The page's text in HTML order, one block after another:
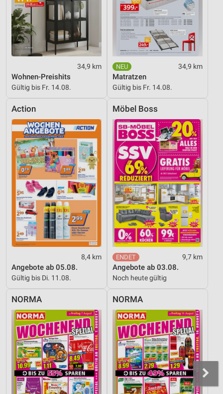
34,9 km
Wohnen-Preishits
Gültig bis Fr. 14.08.
34,9 km
Matratzen
Gültig bis Fr. 14.08.
Action
8,4 km
Angebote ab 05.08.
Gültig bis Di. 11.08.
Möbel Boss
9,7 km
Angebote ab 03.08.
Noch heute gültig
NORMA NORMA